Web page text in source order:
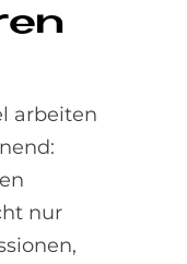
arbeiten
nur